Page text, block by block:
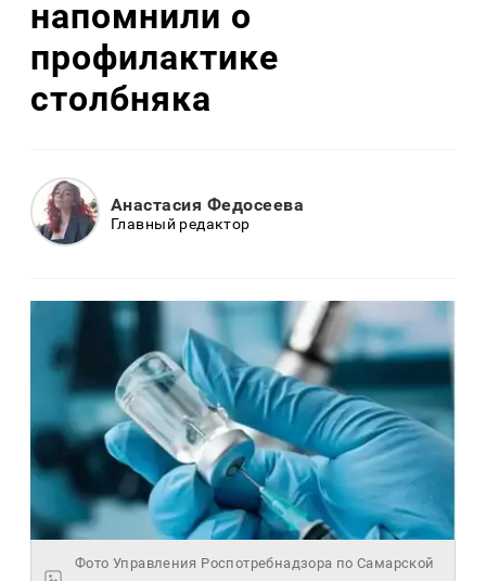
напомнили о
профилактике
столбняка
Анастасия Федосеева
Главный редактор
Фото Управления Роспотребнадзора по Самарской